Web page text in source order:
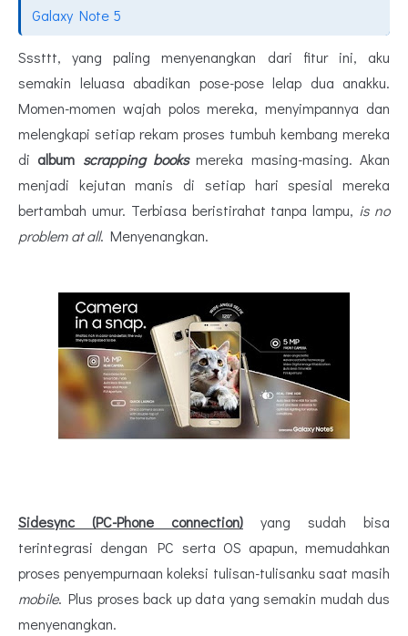
Galaxy Note 5
Sssttt, yang paling menyenangkan dari fitur ini, aku
semakin leluasa abadikan pose-pose lelap dua anakku.
Momen-momen wajah polos mereka, menyimpannya dan
melengkapi setiap rekam proses tumbuh kembang mereka
di album scrapping booksmereka masing-masing. Akan
menjadi kejutan manis di setiap hari spesial mereka
bertambah umur. Terbiasa beristirahat tanpa lampu, is no
problem at all. Menyenangkan.
Sidesync (PC-Phone connection) yang sudah bisa
terintegrasi dengan PC serta OS apapun, memudahkan
proses penyempurnaan koleksi tulisan-tulisanku saat masih
mobile. Plus proses back up data yang semakin mudah dus
menyenangkan.